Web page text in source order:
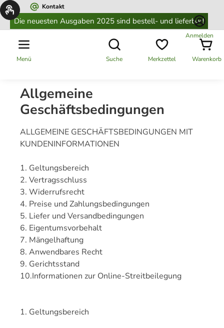
springen
Die neuesten Ausgaben 2025 sind bestell- und lieferbar!
Kontakt
Anmelden
Menü Suche Merkzettel Warenkorb
Allgemeine
Geschäftsbedingungen
ALLGEMEINE GESCHÄFTSBEDINGUNGEN MIT
KUNDENINFORMATIONEN
1. Geltungsbereich
2. Vertragsschluss
3. Widerrufsrecht
4. Preise und Zahlungsbedingungen
5. Liefer und Versandbedingungen
6. Eigentumsvorbehalt
7. Mängelhaftung
8. Anwendbares Recht
9. Gerichtsstand
10.Informationen zur Online-Streitbeilegung
1. Geltungsbereich